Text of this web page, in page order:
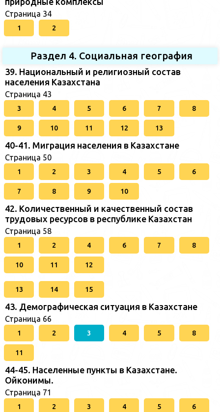
Страница 34
1 2
Раздел 4. Социальная география
39. Национальный и религиозный состав
населения Казахстана
Страница 43
3 4 5 6 7 8
9 10 11 12 13
40-41. Миграция населения в Казахстане
Страница 50
1 2 3 4 5 6
7 8 9 10
42. Количественный и качественный состав
трудовых ресурсов в республике Казахстан
Страница 58
1 2 4 6 7 8
10 11 12
13 14 15
43. Демографическая ситуация в Казахстане
Страница 66
1 2 3 4 5 8
11
44-45. Населенные пункты в Казахстане.
Ойконимы.
Страница 71
1 2 3 4 5 6